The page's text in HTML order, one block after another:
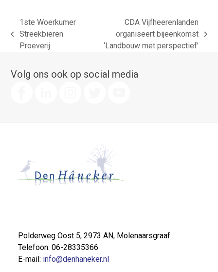
previous
post:
1ste Woerkumer
Streekbieren
Proeverij
CDA Vijfheerenlanden
organiseert bijeenkomst
‘Landbouw met perspectief’
Volg ons ook op social media
Polderweg Oost 5, 2973 AN, Molenaarsgraaf
Telefoon: 06-28335366
E-mail: info@denhaneker.nl